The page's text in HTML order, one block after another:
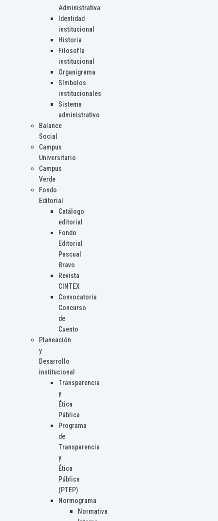
Administrativa
Identidad
institucional
Historia
Filosofía
institucional
Organigrama
Símbolos
institucionales
Sistema
administrativo
Balance
Social
Campus
Universitario
Campus
Verde
Fondo
Editorial
Catálogo
editorial
Fondo
Editorial
Pascual
Bravo
Revista
CINTEX
Convocatoria
Concurso
de
Cuento
Planeación
y
Desarrollo
institucional
Transparencia
y
Ética
Pública
Programa
de
Transparencia
y
Ética
Pública
(PTEP)
Normograma
Normativa